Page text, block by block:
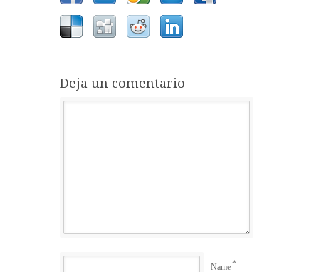
Deja un comentario
Name*